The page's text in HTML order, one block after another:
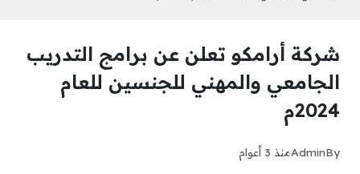
شركة أرامكو تعلن عن برامج التدريب
الجامعي والمهني للجنسين للعام
2024م
By
Adminمنذ 3 أعوام